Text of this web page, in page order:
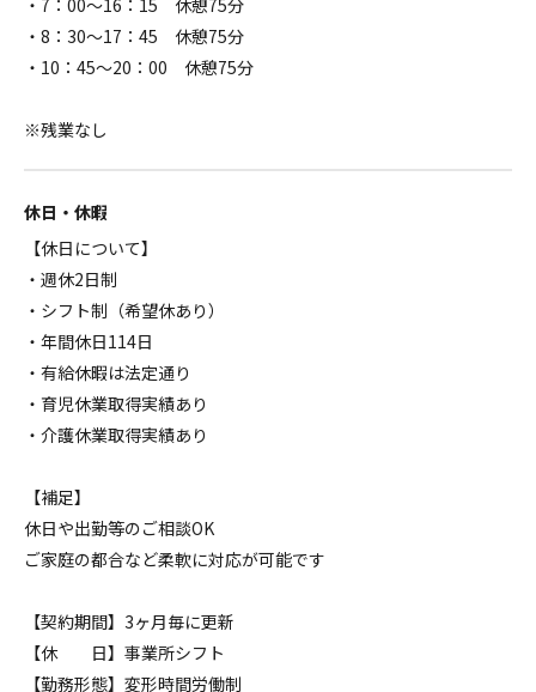
・7：00～16：15 休憩75分
・8：30～17：45 休憩75分
・10：45～20：00 休憩75分
※残業なし
休日・休暇
【休日について】
・週休2日制
・シフト制（希望休あり）
・年間休日114日
・有給休暇は法定通り
・育児休業取得実績あり
・介護休業取得実績あり
【補足】
休日や出勤等のご相談OK
ご家庭の都合など柔軟に対応が可能です
【契約期間】3ヶ月毎に更新
【休 日】事業所シフト
【勤務形態】変形時間労働制